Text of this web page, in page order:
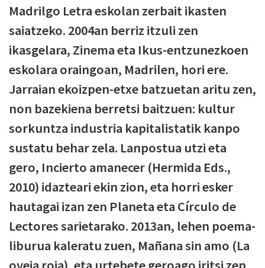
Madrilgo Letra eskolan zerbait ikasten
saiatzeko. 2004an berriz itzuli zen
ikasgelara, Zinema eta Ikus-entzunezkoen
eskolara oraingoan, Madrilen, hori ere.
Jarraian ekoizpen-etxe batzuetan aritu zen,
non bazekiena berretsi baitzuen: kultur
sorkuntza industria kapitalistatik kanpo
sustatu behar zela. Lanpostua utzi eta
gero, Incierto amanecer (Hermida Eds.,
2010) idazteari ekin zion, eta horri esker
hautagai izan zen Planeta eta Círculo de
Lectores sarietarako. 2013an, lehen poema-
liburua kaleratu zuen, Mañana sin amo (La